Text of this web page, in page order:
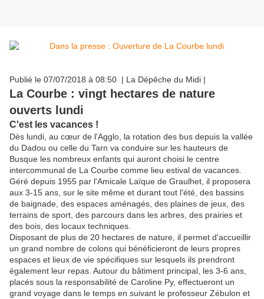
Publié le 07/07/2018 à 08:50 | La Dépêche du Midi |
La Courbe : vingt hectares de nature
ouverts lundi
C'est les vacances !
Dès lundi, au cœur de l'Agglo, la rotation des bus depuis la vallée
du Dadou ou celle du Tarn va conduire sur les hauteurs de
Busque les nombreux enfants qui auront choisi le centre
intercommunal de La Courbe comme lieu estival de vacances.
Géré depuis 1955 par l'Amicale Laïque de Graulhet, il proposera
aux 3-15 ans, sur le site même et durant tout l'été, des bassins
de baignade, des espaces aménagés, des plaines de jeux, des
terrains de sport, des parcours dans les arbres, des prairies et
des bois, des locaux techniques.
Disposant de plus de 20 hectares de nature, il permet d'accueillir
un grand nombre de colons qui bénéficieront de leurs propres
espaces et lieux de vie spécifiques sur lesquels ils prendront
également leur repas. Autour du bâtiment principal, les 3-6 ans,
placés sous la responsabilité de Caroline Py, effectueront un
grand voyage dans le temps en suivant le professeur Zébulon et